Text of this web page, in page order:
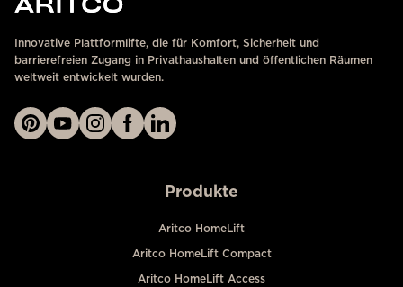
Innovative Plattformlifte, die für Komfort, Sicherheit und
barrierefreien Zugang in Privathaushalten und öffentlichen Räumen
weltweit entwickelt wurden.
Produkte
Aritco HomeLift
Aritco HomeLift Compact
Aritco HomeLift Access